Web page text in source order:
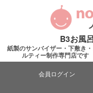
B3お風
紙製のサンバイザー・下敷き
ルティー制作専門店で
会員ログイン